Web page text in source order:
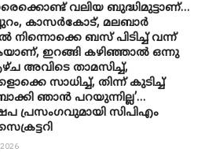
വലിയ ബുദ്ധിമുട്ടാണ്…
കാസർകോട്, മലബാർ
ബസ് പിടിച്ച് വന്ന്
ഇറങ്ങി കഴിഞ്ഞാൽ ഒന്നു
അവിടെ താമസിച്ച്,
സാധിച്ച്, തിന്ന് കുടിച്ച്
ഞാൻ പറയുന്നില്ല’…
പ്രസംഗവുമായി സിപിഎം
2026